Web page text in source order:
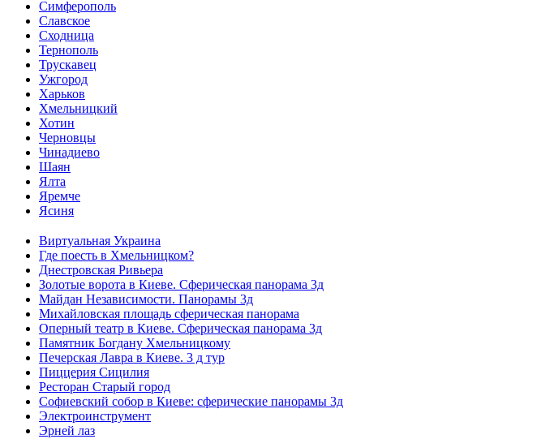
Симферополь
Славское
Сходница
Тернополь
Трускавец
Ужгород
Харьков
Хмельницкий
Хотин
Черновцы
Чинадиево
Шаян
Ялта
Яремче
Ясиня
Виртуальная Украина
Где поесть в Хмельницком?
Днестровская Ривьера
Золотые ворота в Киеве. Сферическая панорама 3д
Майдан Независимости. Панорамы 3д
Михайловская площадь сферическая панорама
Оперный театр в Киеве. Сферическая панорама 3д
Памятник Богдану Хмельницкому
Печерская Лавра в Киеве. 3 д тур
Пиццерия Сицилия
Ресторан Старый город
Софиевский собор в Киеве: сферические панорамы 3д
Электроинструмент
Эрней лаз